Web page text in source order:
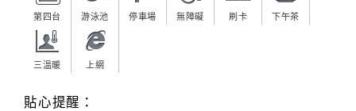
第四台 游泳池 停車場 無障礙 刷卡 下午茶
三溫暖 上網
貼心提醒：